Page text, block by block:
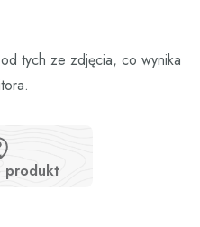
tych ze zdjęcia, co wynika
produkt